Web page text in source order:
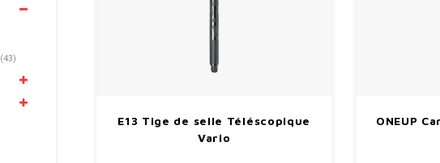
(43)
E13 Tige de selle Téléscopique
Vario
ONEUP